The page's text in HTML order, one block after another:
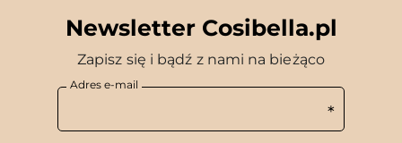
Newsletter Cosibella.pl
Zapisz się i bądź z nami na bieżąco
Adres e-mail